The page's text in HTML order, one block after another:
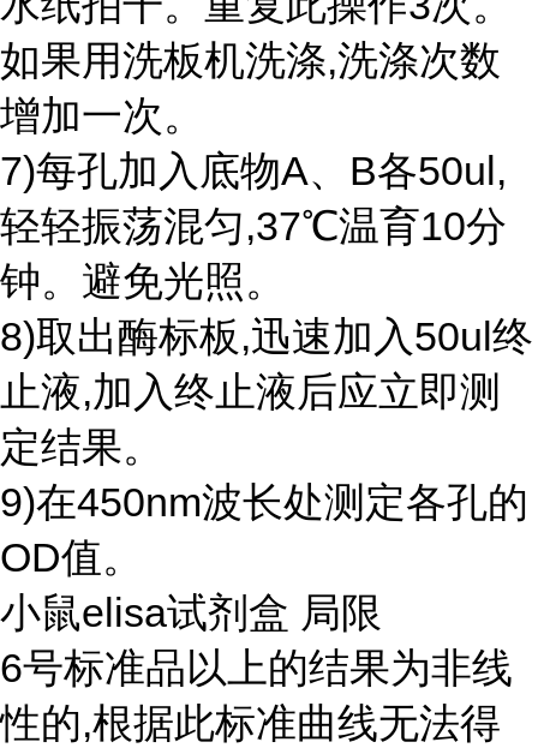
如果用洗板机洗涤,洗涤次数
增加一次。
7)每孔加入底物A、B各50ul,
轻轻振荡混匀,37℃温育10分
钟。避免光照。
8)取出酶标板,迅速加入50ul终
止液,加入终止液后应立即测
定结果。
9)在450nm波长处测定各孔的
OD值。
小鼠elisa试剂盒 局限
6号标准品以上的结果为非线
性的,根据此标准曲线无法得